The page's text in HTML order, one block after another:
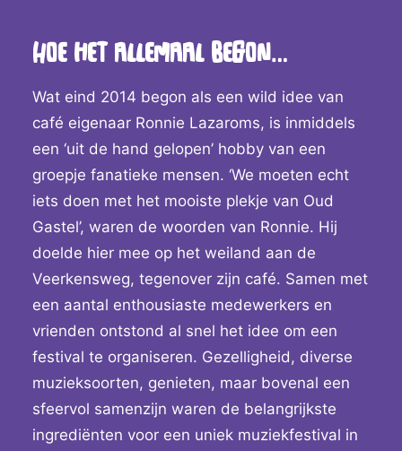
Hoe het allemaal begon…
Wat eind 2014 begon als een wild idee van
café eigenaar Ronnie Lazaroms, is inmiddels
een ‘uit de hand gelopen’ hobby van een
groepje fanatieke mensen. ‘We moeten echt
iets doen met het mooiste plekje van Oud
Gastel’, waren de woorden van Ronnie. Hij
doelde hier mee op het weiland aan de
Veerkensweg, tegenover zijn café. Samen met
een aantal enthousiaste medewerkers en
vrienden ontstond al snel het idee om een
festival te organiseren. Gezelligheid, diverse
muzieksoorten, genieten, maar bovenal een
sfeervol samenzijn waren de belangrijkste
ingrediënten voor een uniek muziekfestival in